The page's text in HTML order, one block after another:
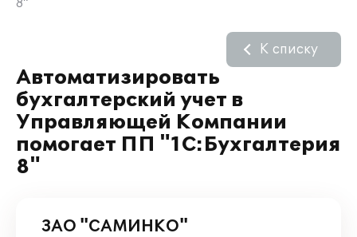
8"
Автоматизировать
бухгалтерский учет в
Управляющей Компании
помогает ПП "1С:Бухгалтерия
8"
К списку
ЗАО "САМИНКО"